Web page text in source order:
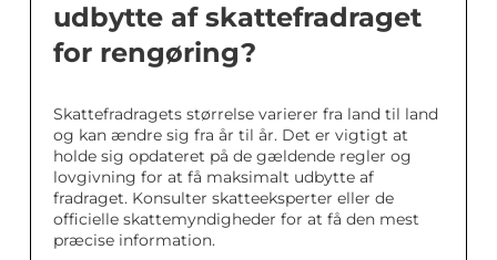
udbytte af skattefradraget
for rengøring?
Skattefradragets størrelse varierer fra land til land
og kan ændre sig fra år til år. Det er vigtigt at
holde sig opdateret på de gældende regler og
lovgivning for at få maksimalt udbytte af
fradraget. Konsulter skatteeksperter eller de
officielle skattemyndigheder for at få den mest
præcise information.